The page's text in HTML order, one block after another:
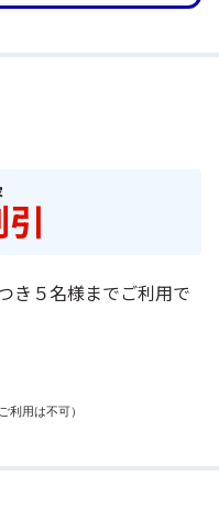
き５名様までご利用で
利用は不可）